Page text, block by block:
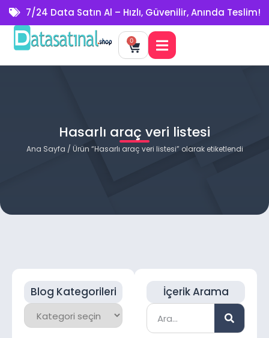
7/24 Data Satın Al – Hızlı, Güvenilir, Anında Teslim!
0
Hasarlı araç veri listesi
Ana Sayfa / Ürün “Hasarlı araç veri listesi” olarak etiketlendi
Blog Kategorileri İçerik Arama